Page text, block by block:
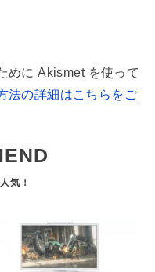
めに Akismet を使って
法の詳細はこちらをご